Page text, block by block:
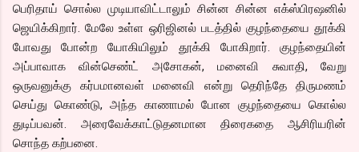
பெரிதாய் சொல்ல முடியாவிட்டாலும் சின்ன சின்ன எக்ஸ்பிரஷனில்
ஜெயிக்கிறார். மேலே உள்ள ஒரிஜினல் படத்தில் குழந்தையை தூக்கி
போவது போன்ற யோகியிலும் தூக்கி போகிறார். குழந்தையின்
அப்பாவாக வின்செண்ட் அசோகன், மனைவி சுவாதி, வேறு
ஒருவனுக்கு கர்பமானவள் மனைவி என்று தெரிந்தே திருமணம்
செய்து கொண்டு, அந்த காணாமல் போன குழந்தையை கொல்ல
துடிப்பவன். அரைவேக்காட்டுதனமான திரைகதை ஆசிரியரின்
சொந்த கற்பனை.